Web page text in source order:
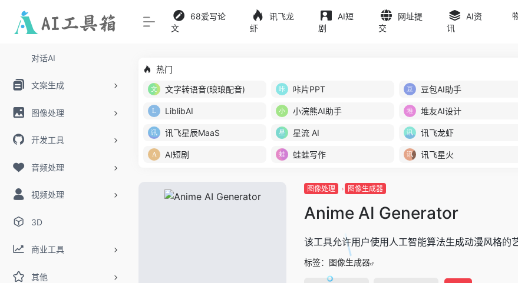
对话AI
文案生成
图像处理
开发工具
音频处理
视频处理
3D
商业工具
其他
68爱写论
文
讯飞龙
虾
AI短
剧
网址提
交
AI资
讯
热门
文字转语音(琅琅配音)
咔片PPT 豆包AI助手
LiblibAI 小浣熊AI助手 堆友AI设计
讯飞星辰MaaS 星流 AI 讯飞龙虾
AI短剧 蛙蛙写作 讯飞星火
图像处理 图像生成器
Anime AI Generator
该工具允许用户使用人工智能算法生成动漫风格的
标签： 图像生成器